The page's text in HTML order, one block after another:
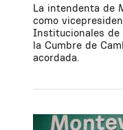
La intendenta de
como
Institucionales de
la Cumbre de
acordada.